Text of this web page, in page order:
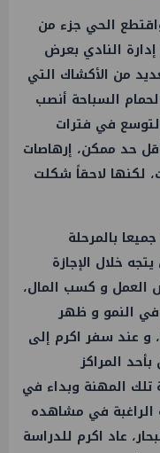
واقتطع الحي جزء من
النادي بعرض
من الأكشاك التي
السباحة أنصب
في فترات
حد ممكن، إرهاصات
لكنها لاحقاً شكلت
جميعا بالمرحلة
خلال الإجازة
العمل و كسب المال،
في النمو و ظهر
و عند سفر اكرم إلى
المراكز
المهنة وبداء في
الراغبة في مشاهده
عاد اكرم للدراسة